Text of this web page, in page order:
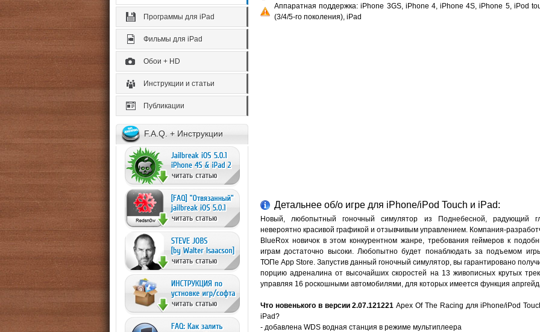
Программы для iPad
Фильмы для iPad
Обои + HD
Инструкции и статьи
Публикации
F.A.Q. + Инструкции
Аппаратная поддержка: iPhone 3GS, iPhone 4, iPhone 4S, iPhone 5, iPod
(3/4/5-го поколения), iPad
Детальнее об/о игре для iPhone/iPod Touch и iPad:
Новый, любопытный гоночный симулятор из Поднебесной, радующий
невероятно красивой графикой и отзывчивым управлением. Компания-
BlueRox новичок в этом конкурентном жанре, требования геймеров к
играм достаточно высоки. Любопытно будет понаблюдать за подъемом
ТОПе App Store. Запустив данный гоночный симулятор, вы гарантировано
порцию адреналина от высочайших скоростей на 13 живописных крутых
управляя 16 роскошными автомобилями, для которых имеется функция
Что новенького в версии 2.07.121221Apex Of The Racing для iPhone/iPod
iPad?
- добавлена WDS водная станция в режиме мультиплеера